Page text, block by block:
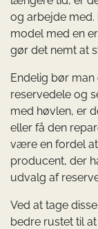
og arbejde med.
model med en
gør det nemt at
Endelig bør
reservedele og
med høvlen, er
eller få den
være en fordel
producent, der
udvalg af
Ved at tage
bedre rustet til